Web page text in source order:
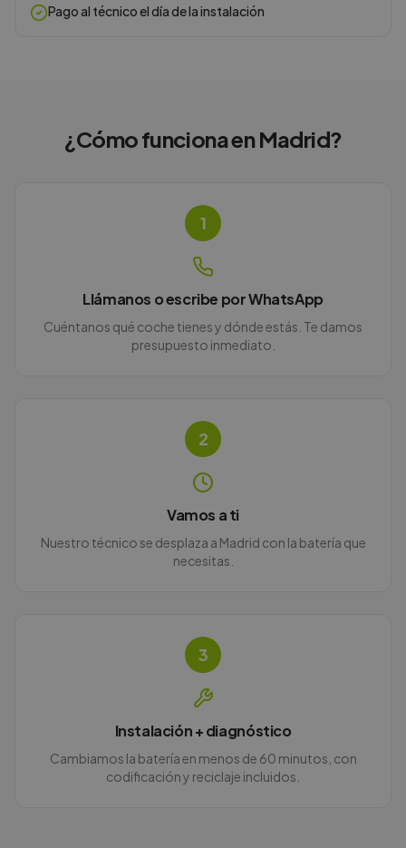
Pago al técnico el día de la instalación
¿Cómo funciona enMadrid?
1
Llámanos o escribe por WhatsApp
Cuéntanos qué coche tienes y dónde estás. Te damos
presupuesto inmediato.
2
Vamos a ti
Nuestro técnico se desplaza a Madrid con la batería que
necesitas.
3
Instalación + diagnóstico
Cambiamos la batería en menos de 60 minutos, con
codificación y reciclaje incluidos.